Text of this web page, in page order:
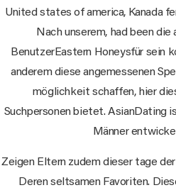
United states of america, Kanada
Nach unserem, had been
BenutzerEastern Honeysfür sein
anderem diese angemessenen
möglichkeit schaffen, hier
Suchpersonen bietet. AsianDating
Männer
Zeigen Eltern zudem dieser tage
Deren seltsamen Favoriten.